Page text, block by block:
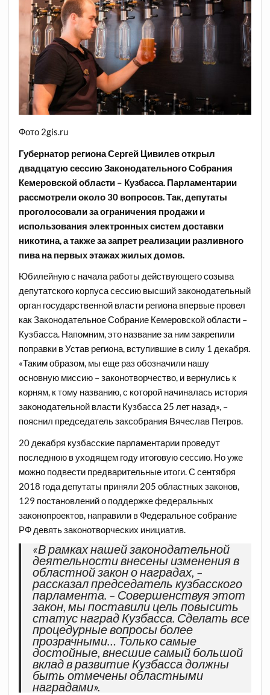
Фото 2gis.ru
Губернатор региона Сергей Цивилев открыл
двадцатую сессию Законодательного Собрания
Кемеровской области – Кузбасса. Парламентарии
рассмотрели около 30 вопросов. Так, депутаты
проголосовали за ограничения продажи и
использования электронных систем доставки
никотина, а также за запрет реализации разливного
пива на первых этажах жилых домов.
Юбилейную с начала работы действующего созыва
депутатского корпуса сессию высший законодательный
орган государственной власти региона впервые провел
как Законодательное Собрание Кемеровской области –
Кузбасса. Напомним, это название за ним закрепили
поправки в Устав региона, вступившие в силу 1 декабря.
«Таким образом, мы еще раз обозначили нашу
основную миссию – законотворчество, и вернулись к
корням, к тому названию, с которой начиналась история
законодательной власти Кузбасса 25 лет назад», –
пояснил председатель заксобрания Вячеслав Петров.
20 декабря кузбасские парламентарии проведут
последнюю в уходящем году итоговую сессию. Но уже
можно подвести предварительные итоги. С сентября
2018 года депутаты приняли 205 областных законов,
129 постановлений о поддержке федеральных
законопроектов, направили в Федеральное собрание
РФ девять законотворческих инициатив.
«В рамках нашей законодательной
деятельности внесены изменения в
областной закон о наградах, –
рассказал председатель кузбасского
парламента. – Совершенствуя этот
закон, мы поставили цель повысить
статус наград Кузбасса. Сделать все
процедурные вопросы более
прозрачными… Только самые
достойные, внесшие самый большой
вклад в развитие Кузбасса должны
быть отмечены областными
наградами».